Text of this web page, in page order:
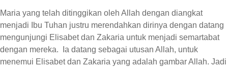
Maria yang telah ditinggikan oleh Allah dengan diangkat
menjadi Ibu Tuhan justru merendahkan dirinya dengan datang
mengunjungi Elisabet dan Zakaria untuk menjadi semartabat
dengan mereka. Ia datang sebagai utusan Allah, untuk
menemui Elisabet dan Zakaria yang adalah gambar Allah. Jadi